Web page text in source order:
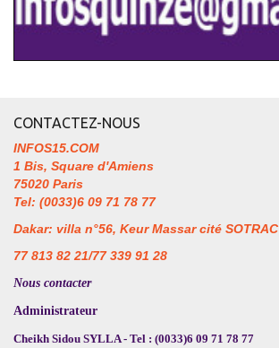
CONTACTEZ-NOUS
INFOS15.COM
1 Bis, Square d'Amiens
75020 Paris
Tel: (0033)6 09 71 78 77
Dakar: villa n°56, Keur Massar cité SOTRAC
77 813 82 21/77 339 91 28
Nous contacter
Administrateur
Cheikh Sidou SYLLA - Tel : (0033)6 09 71 78 77